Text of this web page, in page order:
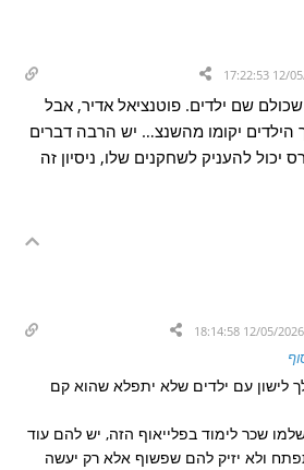
שם ילדים. פוטנציאל אדיר, אבל
הילדים יקומו מהשנצ… יש הרבה דברים
יכול להעניק לשחקנים שלו, ניסיון זה
לישון עם ילדים שלא יתפלא שהוא קם
שכר לימוד בפלייאוף הזה, יש להם עוד
ולא יזיק להם שפשוף אלא רק יעשה